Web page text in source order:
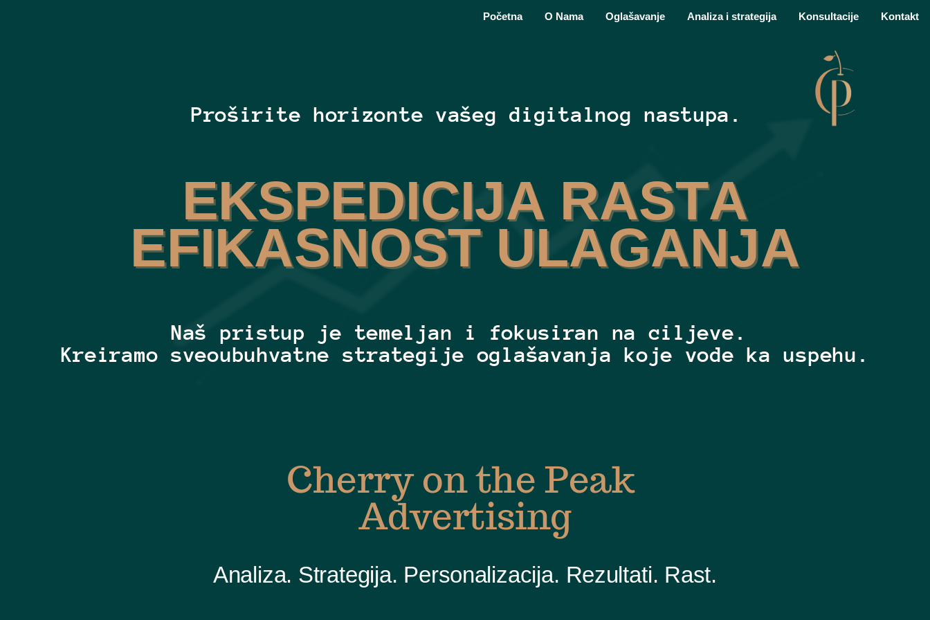
Početna O Nama Oglašavanje Analiza i strategija Konsultacije Kontakt
EKSPEDICIJA RASTA
EFIKASNOST ULAGANJA
Naš pristup je temeljan i fokusiran na ciljeve.
Kreiramo sveoubuhvatne strategije oglašavanja koje vode ka uspehu.
Proširite horizonte vašeg digitalnog nastupa.
Cherry on the Peak
Advertising
Analiza. Strategija. Personalizacija. Rezultati. Rast.